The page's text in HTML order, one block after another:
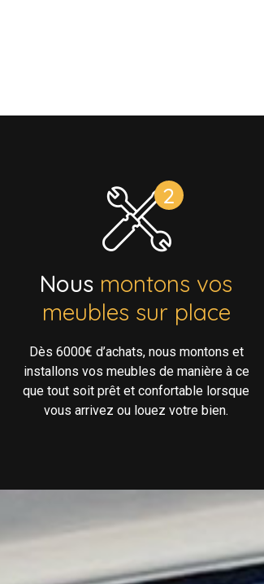
Nous montons vos
meubles sur place
Dès 6000€ d’achats, nous montons et
installons vos meubles de manière à ce
que tout soit prêt et confortable lorsque
vous arrivez ou louez votre bien.